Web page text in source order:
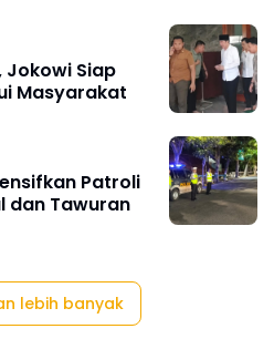
Jokowi Siap
Masyarakat
Patroli
dan Tawuran
lebih banyak